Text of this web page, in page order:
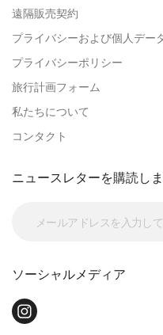
遠隔販売契約
プライバシーおよび個人デー
プライバシーポリシー
旅行計画フォーム
私たちについて
コンタクト
ニュースレターを購読し
ソーシャルメディア